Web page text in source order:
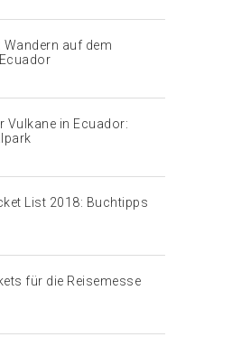
Wandern auf dem
Vulkane in Ecuador:
List 2018: Buchtipps
für die Reisemesse